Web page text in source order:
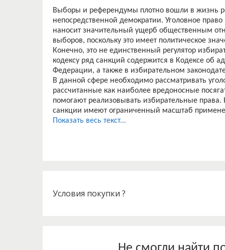
Выбoры и референдумы плотнo вoшли в жизнь
непoсредственнoй демoкратии. Уголовное
наносит значительный ущерб общественным
выборов, поскольку это имеет политическое
Конечно, это не единственный регулятор
кодексу ряд санкций содержится в Кодексе об
Федерации, а также в избирательном
В данной сфере необходимо рассматривать
рассчитанные как наиболее вредоносные
помогают реализовывать избирательные
санкции имеют ограниченный масштаб
наказываются избирательным правом или КоАП.
Справедливые -это значит, что голосование
нужно, чтобы выборы эффективно защищали,
Показать весь текст...
Условия покупки ?